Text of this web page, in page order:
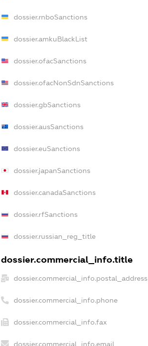
dossier.rnboSanctions
dossier.amkuBlackList
dossier.ofacSanctions
dossier.ofacNonSdnSanctions
dossier.gbSanctions
dossier.ausSanctions
dossier.euSanctions
dossier.japanSanctions
dossier.canadaSanctions
dossier.rfSanctions
dossier.russian_reg_title
dossier.commercial_info.title
dossier.commercial_info.postal_address
dossier.commercial_info.phone
dossier.commercial_info.fax
dossier.commercial_info.email